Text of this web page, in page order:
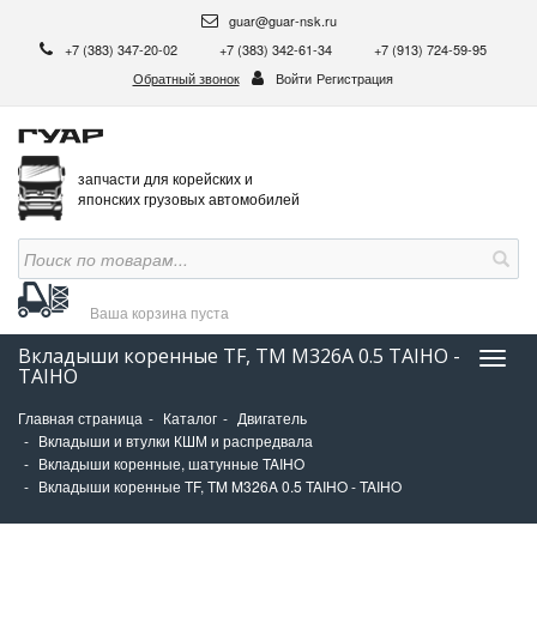
guar@guar-nsk.ru
+7 (383) 347-20-02
+7 (383) 342-61-34
+7 (913) 724-59-95
Обратный звонок
Войти Регистрация
запчасти для корейских и
японских грузовых автомобилей
Ваша корзина пуста
Вкладыши коренные TF, TM M326A 0.5 TAIHO -
TAIHO
Главная страница Каталог
Двигатель
Вкладыши и втулки КШМ и распредвала
Вкладыши коренные, шатунные TAIHO
Вкладыши коренные TF, TM M326A 0.5 TAIHO - TAIHO